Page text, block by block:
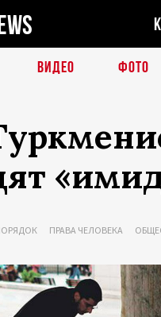
ВИДЕО ФОТО
ПРАВА ЧЕЛОВЕКА